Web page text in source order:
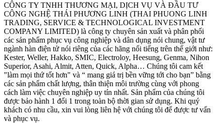
CÔNG TY TNHH THƯƠNG MẠI, DỊCH VỤ VÀ ĐẦU TƯ
CÔNG NGHỆ THÁI PHƯƠNG LINH (THAI PHUONG LINH
TRADING, SERVICE & TECHNOLOGICAL INVESTMENT
COMPANY LIMITED) là công ty chuyên sản xuất và phân phối
các sản phẩm phục vụ công nghiệp và dân dụng nói chung, vật tư
ngành hàn điện tử nói riêng của các hãng nổi tiếng trên thế giới như:
Kester, Weller, Hakko, SMIC, Electroloy, Heesung, Genma, Nihon
Superior, Asahi, Almit, Atten, Quick, Alpha… Chúng tôi cam kết
"làm mọi thứ tốt hơn" và “ mang giá trị bền vững tới cho bạn” bằng
các sản phẩm chất lượng, thân thiện môi trường cùng với phong
cách làm việc chuyên nghiệp uy tín nhất. Sản phẩm của chúng tôi
được bảo hành 1 đổi 1 trong toàn bộ thời gian sử dụng. Khi quý
khách có nhu cầu, xin vui lòng liên hệ với chúng tôi để được tư vấn
và phục vụ.